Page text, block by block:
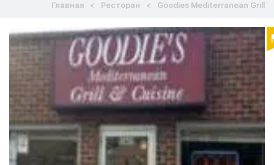
Главная Ресторан Goodies Mediterranean Grill